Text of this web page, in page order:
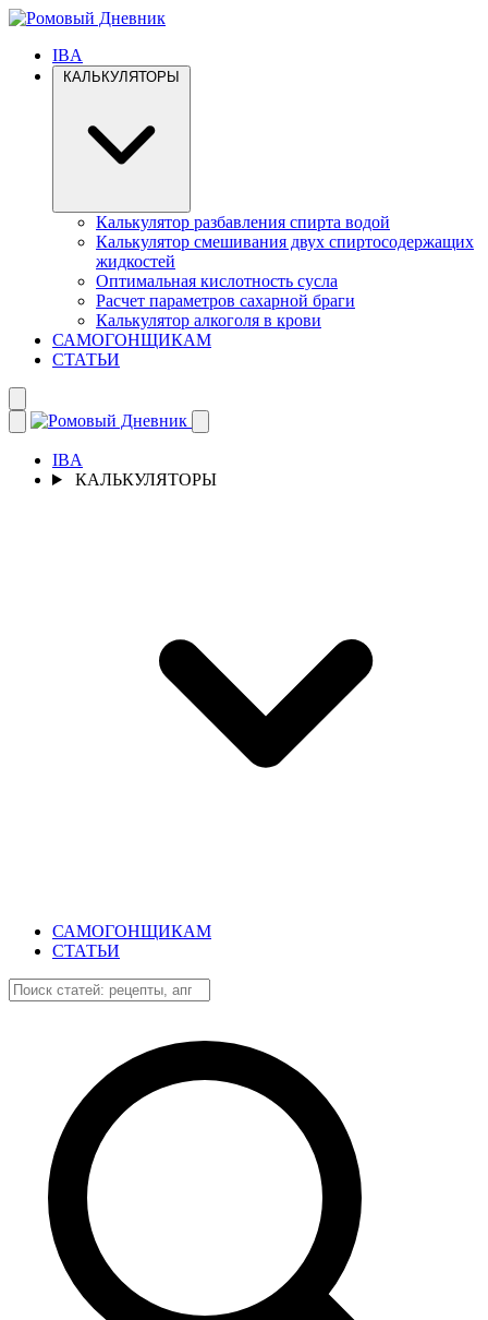
IBA
Калькулятор разбавления спирта водой
Калькулятор смешивания двух спиртосодержащих
жидкостей
Оптимальная кислотность сусла
Расчет параметров сахарной браги
Калькулятор алкоголя в крови
САМОГОНЩИКАМ
СТАТЬИ
IBA
КАЛЬКУЛЯТОРЫ
САМОГОНЩИКАМ
СТАТЬИ